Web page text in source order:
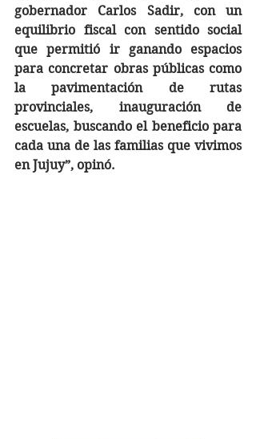
gobernador Carlos Sadir, con un
equilibrio fiscal con sentido social
que permitió ir ganando espacios
para concretar obras públicas como
la pavimentación de rutas
provinciales, inauguración de
escuelas, buscando el beneficio para
cada una de las familias que vivimos
en Jujuy”, opinó.